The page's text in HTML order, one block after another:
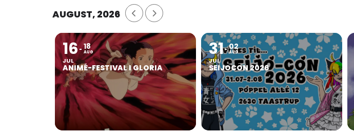
AUGUST, 2026
16
JUL
18
AUG
ANIMÉ-FESTIVAL I GLORIA
31
JUL
02
AUG
SEIJOCON 2026